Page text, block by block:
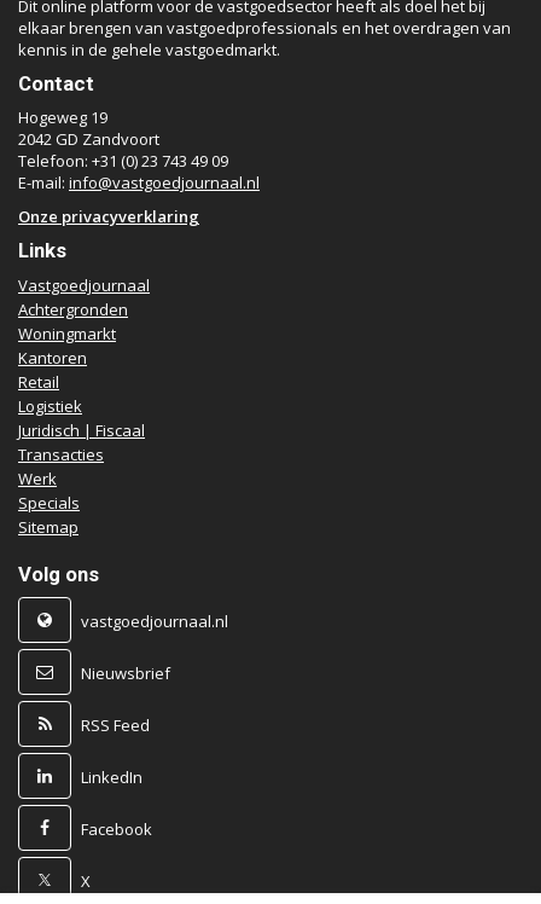
Dit online platform voor de vastgoedsector heeft als doel het bij
elkaar brengen van vastgoedprofessionals en het overdragen van
kennis in de gehele vastgoedmarkt.
Contact
Hogeweg 19
2042 GD Zandvoort
Telefoon: +31 (0) 23 743 49 09
E-mail: info@vastgoedjournaal.nl
Onze privacyverklaring
Links
Vastgoedjournaal
Achtergronden
Woningmarkt
Kantoren
Retail
Logistiek
Juridisch | Fiscaal
Transacties
Werk
Specials
Sitemap
Volg ons
vastgoedjournaal.nl
Nieuwsbrief
RSS Feed
LinkedIn
Facebook
X